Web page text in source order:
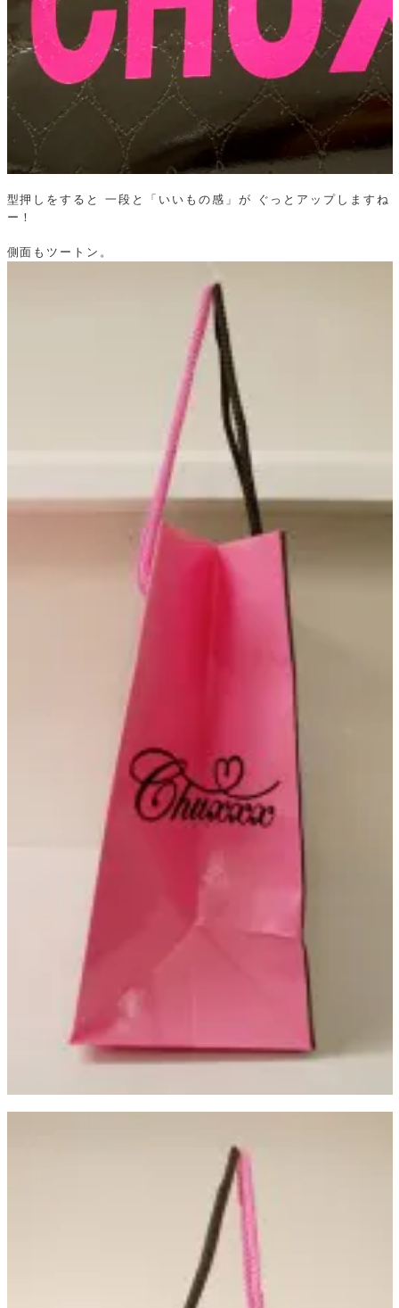
型押しをすると 一段と「いいもの感」が
ぐっとアップしますね
ー！
側面もツートン。